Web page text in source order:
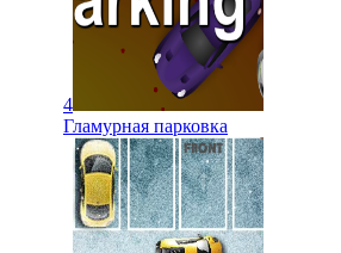
4
Гламурная парковка